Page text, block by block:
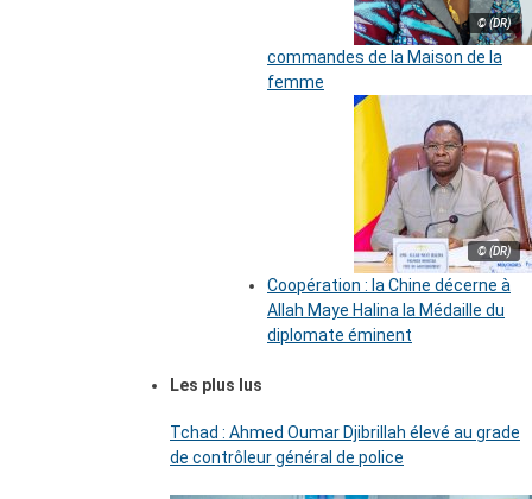
© (DR)
commandes de la Maison de la
femme
© (DR)
Coopération : la Chine décerne à
Allah Maye Halina la Médaille du
diplomate éminent
Les plus lus
Tchad : Ahmed Oumar Djibrillah élevé au grade
de contrôleur général de police